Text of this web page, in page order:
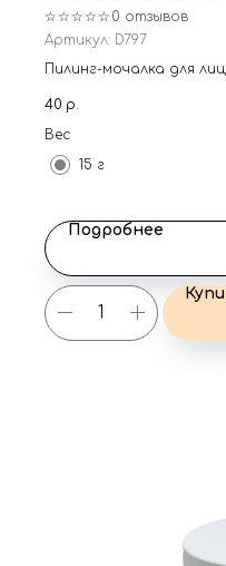
☆☆☆☆☆ 0 отзывов
Артикул: D797
Пилинг-мочалка для
40 р.
Вес
15 г
Подробнее